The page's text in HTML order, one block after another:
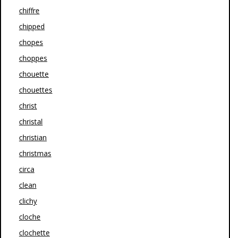
chiffre
chipped
chopes
choppes
chouette
chouettes
christ
christal
christian
christmas
circa
clean
clichy
cloche
clochette